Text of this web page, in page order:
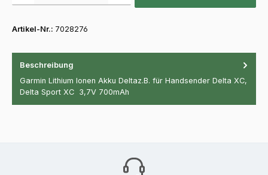
Artikel-Nr.: 7028276
Beschreibung
Garmin Lithium Ionen Akku Deltaz.B. für Handsender Delta XC,
Delta Sport XC 3,7V 700mAh